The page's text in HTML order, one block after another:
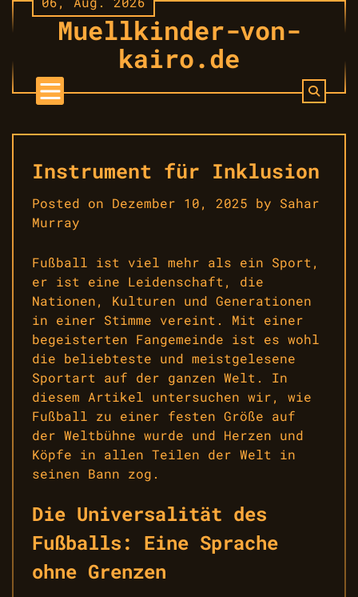
Skip
to
Muellkinder-von-
kairo.de
Instrument für Inklusion
Posted on Dezember 10, 2025 by Sahar
Murray
Fußball ist viel mehr als ein Sport,
er ist eine Leidenschaft, die
Nationen, Kulturen und Generationen
in einer Stimme vereint. Mit einer
begeisterten Fangemeinde ist es wohl
die beliebteste und meistgelesene
Sportart auf der ganzen Welt. In
diesem Artikel untersuchen wir, wie
Fußball zu einer festen Größe auf
der Weltbühne wurde und Herzen und
Köpfe in allen Teilen der Welt in
seinen Bann zog.
Die Universalität des
Fußballs: Eine Sprache
ohne Grenzen